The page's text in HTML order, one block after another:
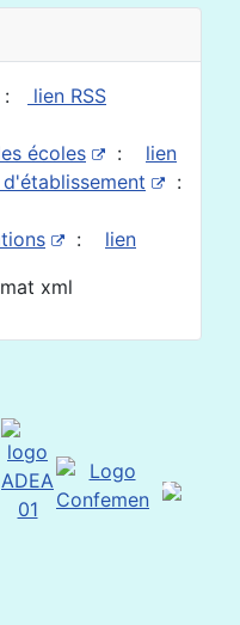
:
lien RSS
écoles
: lien
:
: lien
xml